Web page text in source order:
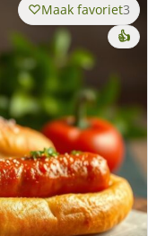
Maak favoriet3
👍